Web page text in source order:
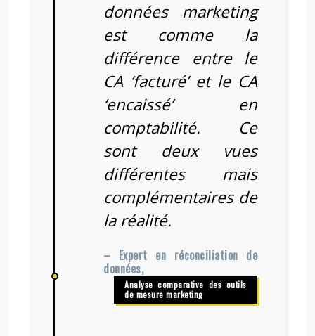
données marketing
est comme la
différence entre le
CA ‘facturé’ et le CA
‘encaissé’ en
comptabilité. Ce
sont deux vues
différentes mais
complémentaires de
la réalité.
– Expert en réconciliation de
données,
Analyse comparative des outils
de mesure marketing